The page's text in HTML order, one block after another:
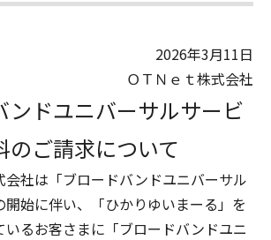
2026年3月11日
ＯＴＮｅｔ株式会社
ンドユニバーサルサービ
のご請求について
社は「ブロードバンドユニバーサル
開始に伴い、「ひかりゆいまーる」を
いるお客さまに「ブロードバンドユニ